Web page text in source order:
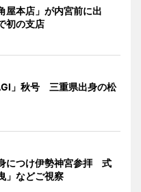
屋本店」が内宮前に出
初の支店
」秋号 三重県出身の松
につけ伊勢神宮参拝 式
」などご視察